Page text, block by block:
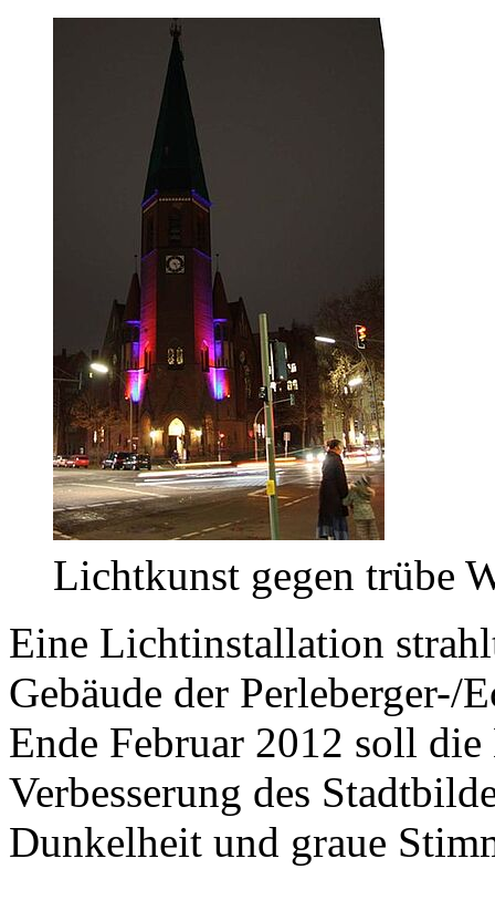
Lichtkunst gegen trübe
Eine Lichtinstallation
Gebäude der Perleberger-/
Ende Februar 2012 soll
Verbesserung des
Dunkelheit und graue